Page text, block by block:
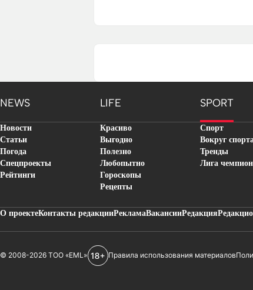
NEWS LIFE SPORT
Новости
Статьи
Погода
Спецпроекты
Рейтинги
Красиво
Выгодно
Полезно
Любопытно
Гороскопы
Рецепты
Спорт
Вокруг
Тренды
Лига
О проектеКонтакты редакцииРекламаВакансииРедакция
© 2008-2026 ТОО «EML» Правила использования материалов